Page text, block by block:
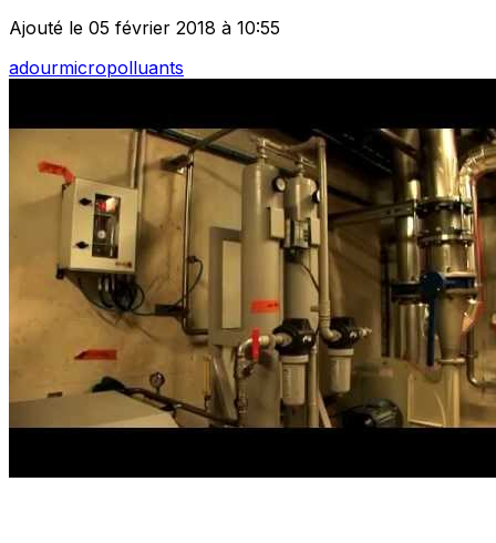
Ajouté le 05 février 2018 à 10:55
adourmicropolluants